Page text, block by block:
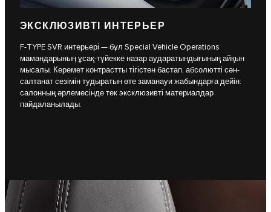
ЭКСКЛЮЗИВТІ ИНТЕРЬЕР
F-TYPE SVR интерьері — бұл Special Vehicle Operations
мамандарының ұсақ-түйекке назар аударатындығының айқын
мысалы. Керемет контрастты тігістен бастап, абсолютті сән-
салтанат сезімін тудыратын өте заманауи жабындарға дейін:
салонның әрлемесінде тек эксклюзивті материалдар
пайдаланылады.